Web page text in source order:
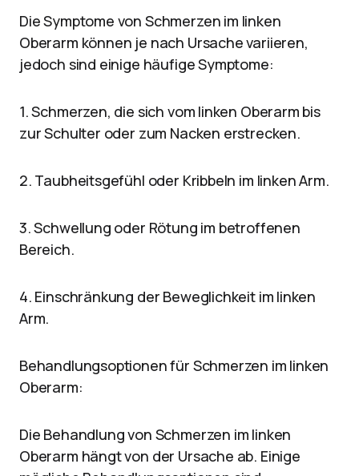
Die Symptome von Schmerzen im linken
Oberarm können je nach Ursache variieren,
jedoch sind einige häufige Symptome:
1. Schmerzen, die sich vom linken Oberarm bis
zur Schulter oder zum Nacken erstrecken.
2. Taubheitsgefühl oder Kribbeln im linken Arm.
3. Schwellung oder Rötung im betroffenen
Bereich.
4. Einschränkung der Beweglichkeit im linken
Arm.
Behandlungsoptionen für Schmerzen im linken
Oberarm:
Die Behandlung von Schmerzen im linken
Oberarm hängt von der Ursache ab. Einige